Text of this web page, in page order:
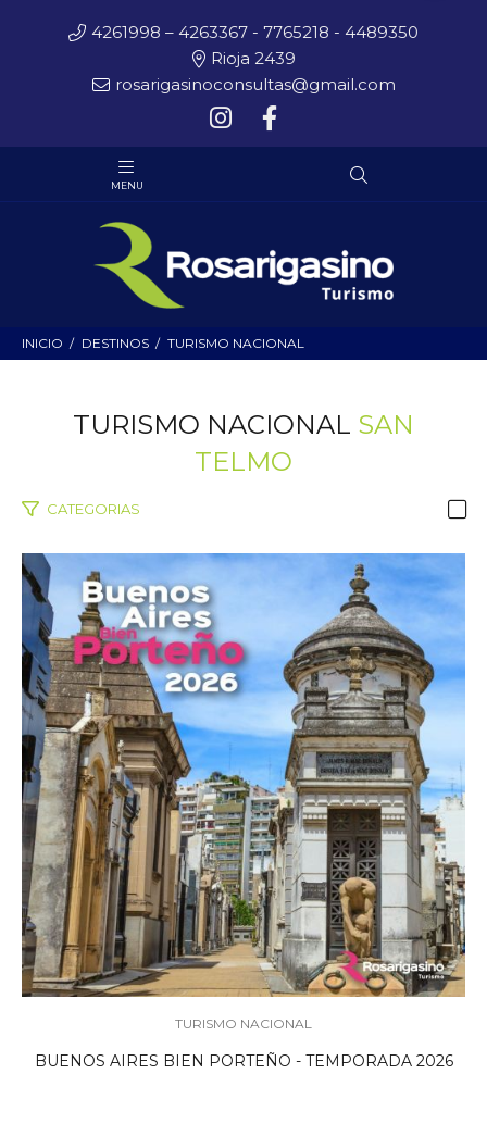
4261998 – 4263367 - 7765218 - 4489350
Rioja 2439
rosarigasinoconsultas@gmail.com
INICIO DESTINOS TURISMO NACIONAL
TURISMO NACIONAL SAN
TELMO
CATEGORIAS
TURISMO NACIONAL
BUENOS AIRES BIEN PORTEÑO - TEMPORADA 2026